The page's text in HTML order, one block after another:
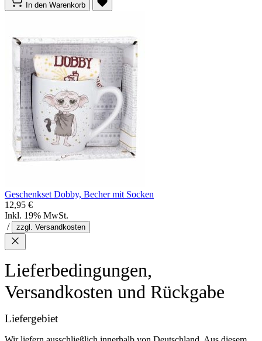
In den Warenkorb
Geschenkset Dobby, Becher mit Socken
12,95 €
Inkl. 19% MwSt.
/
zzgl. Versandkosten
Lieferbedingungen,
Versandkosten und Rückgabe
Liefergebiet